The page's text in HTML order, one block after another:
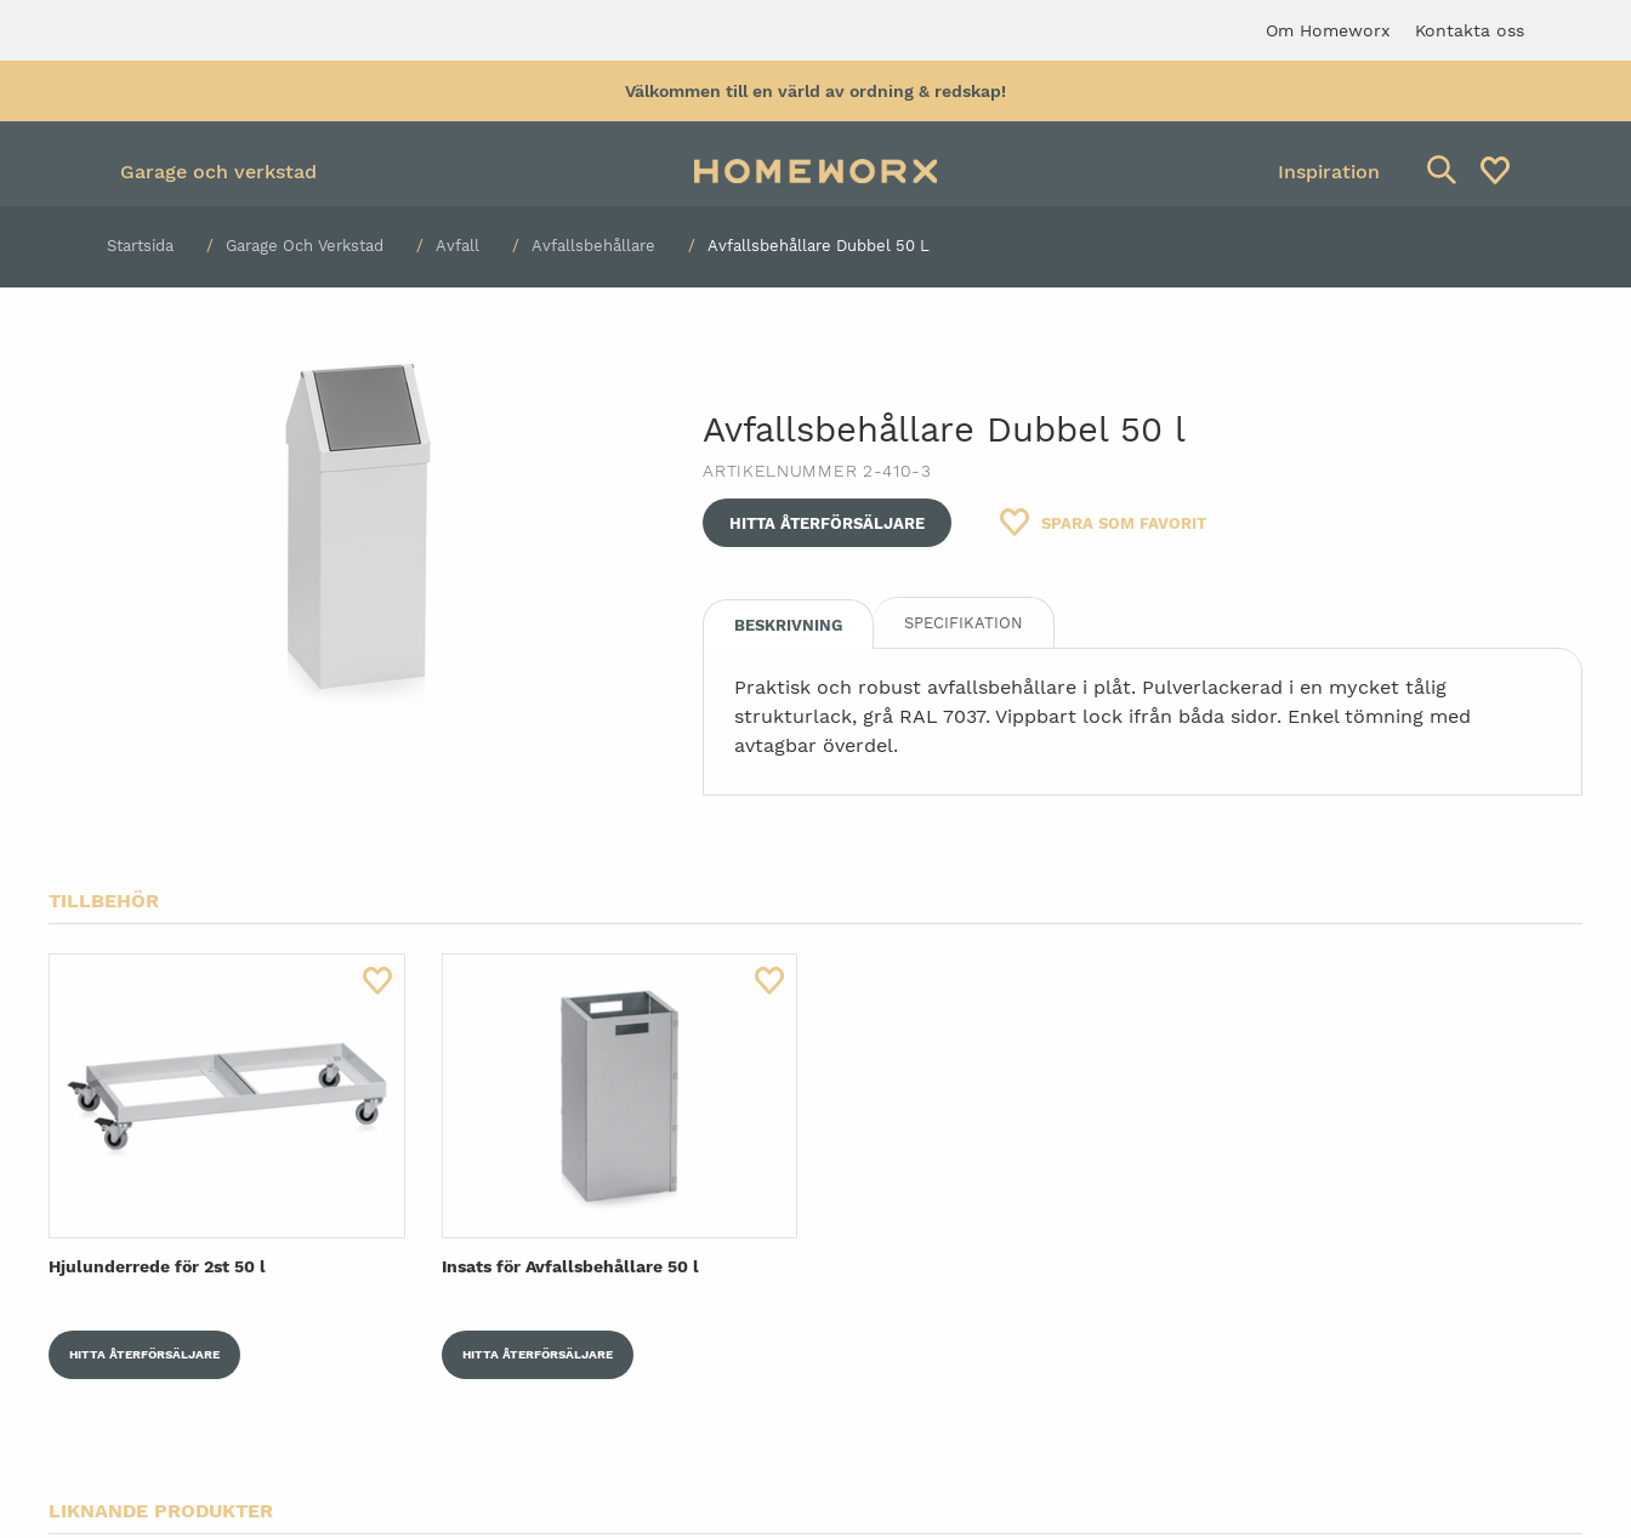
Garage och verkstad
Rullvagn
Väggförvaring garage
Förvaringslådor för verktyg
Rullhållare
Grenuttag
Inspiration
Om Homeworx Kontakta oss
Välkommen till en värld av ordning & redskap!
Startsida Garage Och Verkstad Avfall Avfallsbehållare Avfallsbehållare Dubbel 50 L
Avfallsbehållare Dubbel 50 l
ARTIKELNUMMER 2-410-3
HITTA ÅTERFÖRSÄLJARE SPARA SOM FAVORIT
BESKRIVNING SPECIFIKATION
Praktisk och robust avfallsbehållare i plåt. Pulverlackerad i en mycket tålig
strukturlack, grå RAL 7037. Vippbart lock ifrån båda sidor. Enkel tömning med
avtagbar överdel.
TILLBEHÖR
Hjulunderrede för 2st 50 l
HITTA ÅTERFÖRSÄLJARE
Insats för Avfallsbehållare 50 l
HITTA ÅTERFÖRSÄLJARE
LIKNANDE PRODUKTER